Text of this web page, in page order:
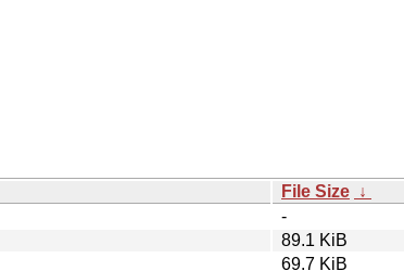
File Size ↓
-
89.1 KiB
69.7 KiB